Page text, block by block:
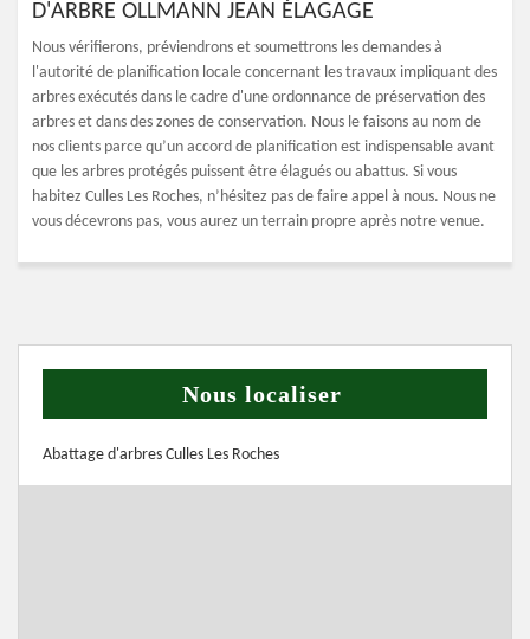
D'ARBRE OLLMANN JEAN ÉLAGAGE
Nous vérifierons, préviendrons et soumettrons les demandes à
l'autorité de planification locale concernant les travaux impliquant des
arbres exécutés dans le cadre d'une ordonnance de préservation des
arbres et dans des zones de conservation. Nous le faisons au nom de
nos clients parce qu’un accord de planification est indispensable avant
que les arbres protégés puissent être élagués ou abattus. Si vous
habitez Culles Les Roches, n’hésitez pas de faire appel à nous. Nous ne
vous décevrons pas, vous aurez un terrain propre après notre venue.
Nous localiser
Abattage d'arbres Culles Les Roches